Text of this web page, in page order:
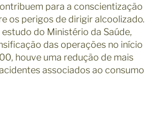
para a conscientização
os perigos de dirigir alcoolizado.
do Ministério da Saúde,
das operações no início
houve uma redução de mais
associados ao consumo